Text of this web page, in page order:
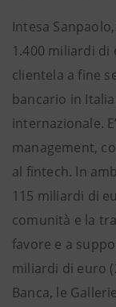
Intesa
1.400 miliardi
clientela a fine
bancario in
internazionale.
management,
al fintech. In
115 miliardi di
comunità e la
favore e a
miliardi di euro
Banca, le